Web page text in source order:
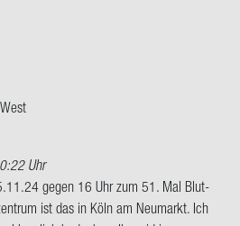
Uhr
gegen 16 Uhr zum 51. Mal Blut­
ist das in Köln am Neu­markt. Ich